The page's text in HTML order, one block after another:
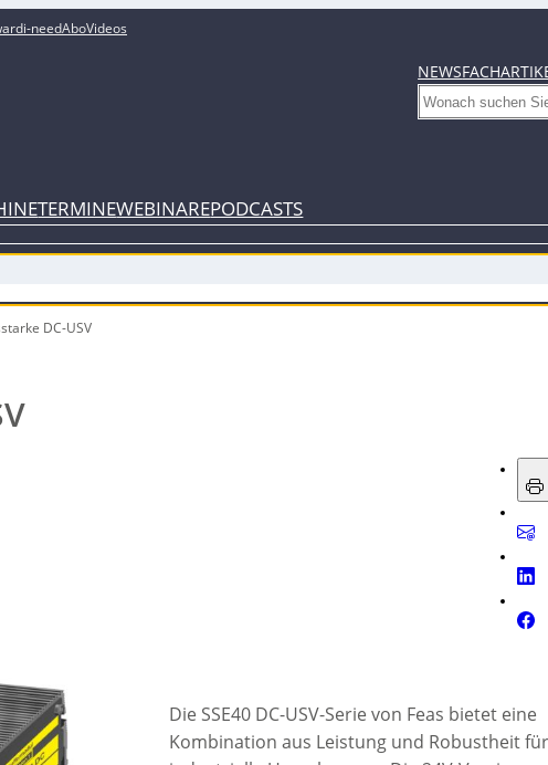
i-needAboVideos
NEWS
Search
TERMINEWEBINAREPODCASTS
DC-USV
Die SSE40 DC-USV-Serie von Feas bietet eine
Kombination aus Leistung und Robustheit für